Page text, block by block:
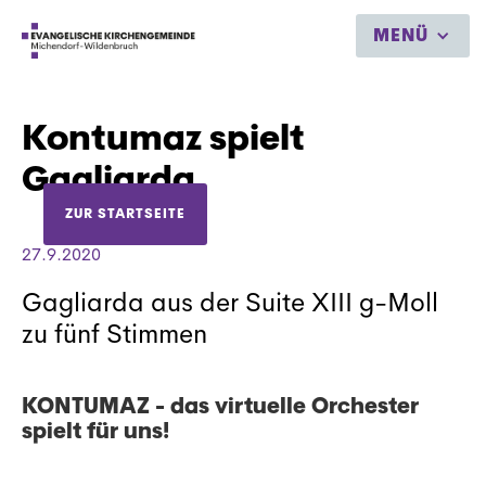
MENÜ
ZUR STARTSEITE
Kontumaz spielt
Gagliarda
27.9.2020
Gagliarda aus der Suite XIII g-Moll
zu fünf Stimmen
KONTUMAZ - das virtuelle Orchester
spielt für uns!